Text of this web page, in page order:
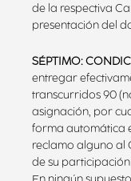
de la respectiva
presentación del
SÉPTIMO:
entregar
transcurridos 90
asignación, por
forma automática
reclamo alguno al
de su